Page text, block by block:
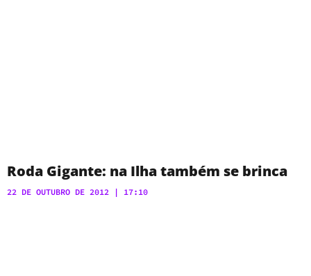
Roda Gigante: na Ilha também se brinca
22 DE OUTUBRO DE 2012 17:10